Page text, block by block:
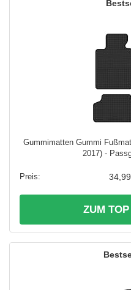
Gummimatten Gummi
2017) -
ZUM